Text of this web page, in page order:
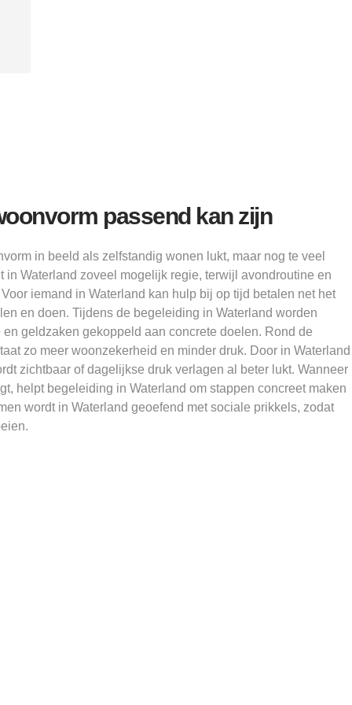
passend kan zijn
in beeld als zelfstandig wonen lukt, maar nog te veel
in Waterland zoveel mogelijk regie, terwijl avondroutine en
iemand in Waterland kan hulp bij op tijd betalen net het
en doen. Tijdens de begeleiding in Waterland worden
geldzaken gekoppeld aan concrete doelen. Rond de
zo meer woonzekerheid en minder druk. Door in Waterland
zichtbaar of dagelijkse druk verlagen al beter lukt. Wanneer
helpt begeleiding in Waterland om stappen concreet maken
wordt in Waterland geoefend met sociale prikkels, zodat